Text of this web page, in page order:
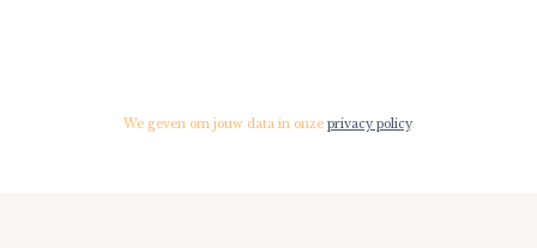
We geven om jouw data in onze privacy policy.